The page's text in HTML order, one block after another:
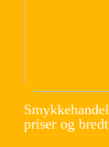
priser og